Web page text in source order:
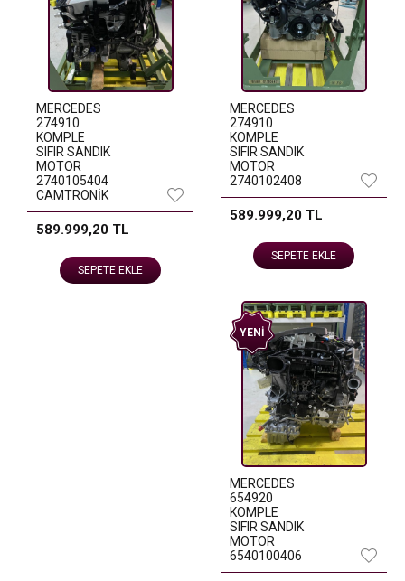
MERCEDES
274910
KOMPLE
SIFIR SANDIK
MOTOR
2740105404
CAMTRONİK
589.999,20 TL
SEPETE EKLE
MERCEDES
274910
KOMPLE
SIFIR SANDIK
MOTOR
2740102408
589.999,20 TL
SEPETE EKLE
YENI
MERCEDES
654920
KOMPLE
SIFIR SANDIK
MOTOR
6540100406